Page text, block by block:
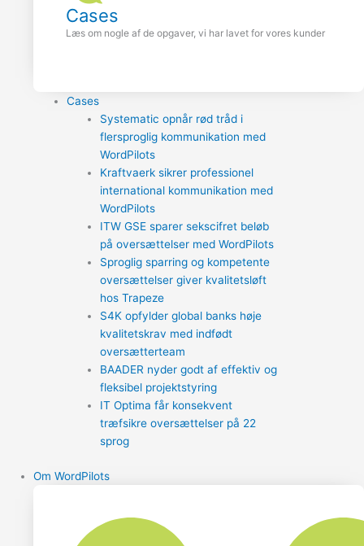
Cases
Læs om nogle af de opgaver, vi har lavet for vores kunder
Cases
Systematic opnår rød tråd i
flersproglig kommunikation med
WordPilots
Kraftvaerk sikrer professionel
international kommunikation med
WordPilots
ITW GSE sparer sekscifret beløb
på oversættelser med WordPilots
Sproglig sparring og kompetente
oversættelser giver kvalitetsløft
hos Trapeze
S4K opfylder global banks høje
kvalitetskrav med indfødt
oversætterteam
BAADER nyder godt af effektiv og
fleksibel projektstyring
IT Optima får konsekvent
træfsikre oversættelser på 22
sprog
Om WordPilots